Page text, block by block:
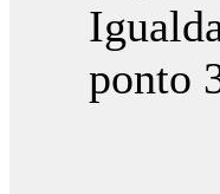
ponto